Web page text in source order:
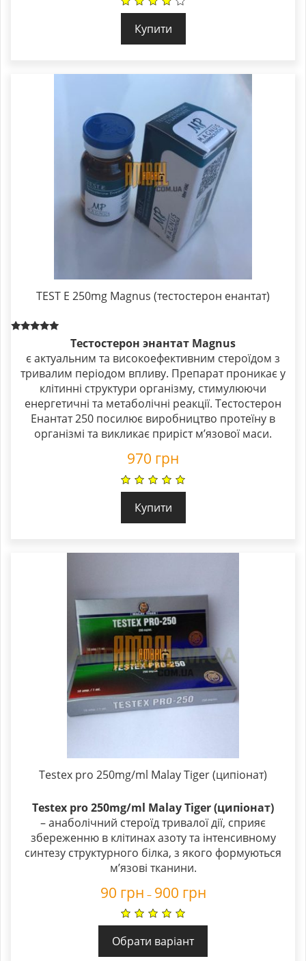
Купити
TEST E 250mg Magnus (тестостерон енантат)
out of 5
Тестостерон энантат Magnus
є актуальним та високоефективним стероїдом з
тривалим періодом впливу. Препарат проникає у
клітинні структури організму, стимулюючи
енергетичні та метаболічні реакції. Тестостерон
Енантат 250 посилює виробництво протеїну в
організмі та викликає приріст м’язової маси.
970 грн
Купити
Testex pro 250mg/ml Malay Tiger (ципіонат)
Testex pro 250mg/ml Malay Tiger (ципіонат)
– анаболічний стероїд тривалої дії, сприяє
збереженню в клітинах азоту та інтенсивному
синтезу структурного білка, з якого формуються
м’язові тканини.
90 грн – 900 грн
Обрати варіант